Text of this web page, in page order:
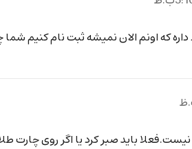
داره که اونم الان نمیشه ثبت نام
باید صبر کرد یا اگر روی چارت طلا